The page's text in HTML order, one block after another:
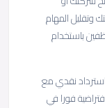
المهام
باستخدام
نقدي مع
فورا في